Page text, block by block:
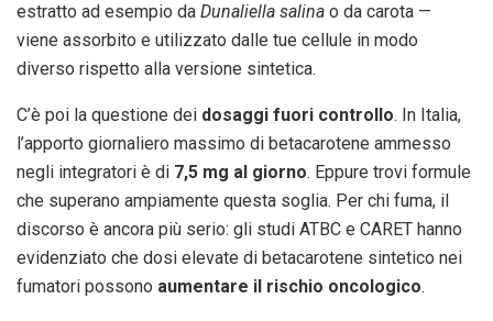
estratto ad esempio da Dunaliella salina o da carota —
viene assorbito e utilizzato dalle tue cellule in modo
diverso rispetto alla versione sintetica.
C’è poi la questione dei dosaggi fuori controllo. In Italia,
l’apporto giornaliero massimo di betacarotene ammesso
negli integratori è di 7,5 mg al giorno. Eppure trovi formule
che superano ampiamente questa soglia. Per chi fuma, il
discorso è ancora più serio: gli studi ATBC e CARET hanno
evidenziato che dosi elevate di betacarotene sintetico nei
fumatori possono aumentare il rischio oncologico.